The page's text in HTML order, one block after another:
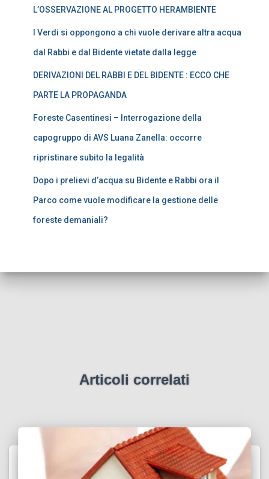
L’OSSERVAZIONE AL PROGETTO HERAMBIENTE
I Verdi si oppongono a chi vuole derivare altra acqua
dal Rabbi e dal Bidente vietate dalla legge
DERIVAZIONI DEL RABBI E DEL BIDENTE : ECCO CHE
PARTE LA PROPAGANDA
Foreste Casentinesi – Interrogazione della
capogruppo di AVS Luana Zanella: occorre
ripristinare subito la legalità
Dopo i prelievi d’acqua su Bidente e Rabbi ora il
Parco come vuole modificare la gestione delle
foreste demaniali?
Articoli correlati